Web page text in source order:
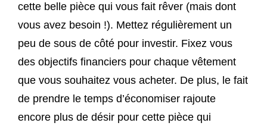
cette belle pièce qui vous fait rêver (mais dont
vous avez besoin !). Mettez régulièrement un
peu de sous de côté pour investir. Fixez vous
des objectifs financiers pour chaque vêtement
que vous souhaitez vous acheter. De plus, le fait
de prendre le temps d’économiser rajoute
encore plus de désir pour cette pièce qui